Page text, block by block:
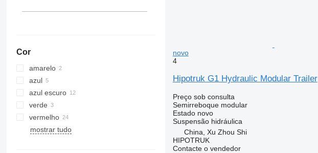
Cor
amarelo
azul
azul escuro
verde
vermelho
mostrar tudo
novo
4
Hipotruk G1 Hydraulic Modular Trailer
Preço sob consulta
Semirreboque modular
Estadonovo
Suspensão hidráulica
China, Xu Zhou Shi
HIPOTRUK
Contacte o vendedor